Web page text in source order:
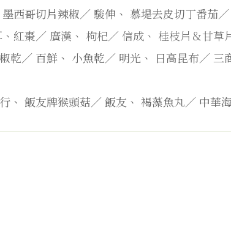
墨西哥切片辣椒／ 駿伸、 慕堤去皮切丁番茄／
紅棗／ 廣漢、 枸杞／ 信成、 桂枝片＆甘草
乾／ 百鮮、 小魚乾／ 明光、 日高昆布／ 三
、 飯友牌猴頭菇／ 飯友、 褐藻魚丸／ 中華